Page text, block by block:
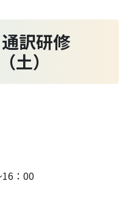
訳研修
）
16：00